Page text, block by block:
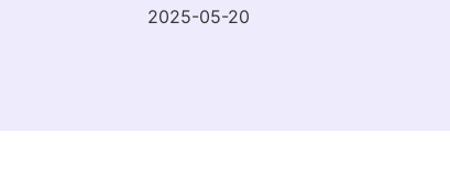
2025-05-20